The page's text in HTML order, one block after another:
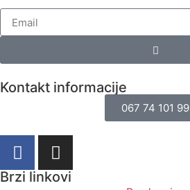
Kontakt informacije
067 74 101 99
Brzi linkovi